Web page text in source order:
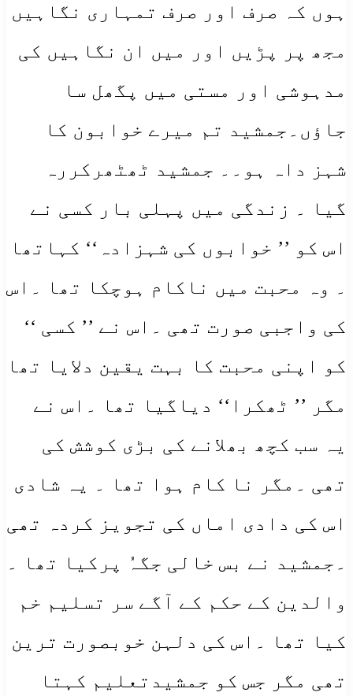
ہوں کہ صرف اور صرف تمہاری نگاہیں
مجھ پر پڑیں اور میں ان نگاہیں کی
مدہوشی اور مستی میں پگھل سا
جاؤں۔جمشید تم میرے خوابون کا
شہز داہ ہو۔۔ جمشید ٹھٹھرکررہ
گیا ۔ زندگی میں پہلی بار کسی نے
اس کو ’’ خوابوں کی شہزادہ‘‘ کہاتھا
۔ وہ محبت میں ناکام ہوچکا تھا ۔اس
کی واجبی صورت تھی ۔اس نے ’’ کسی ‘‘
کو اپنی محبت کا بہت یقین دلایا تھا
مگر ’’ ٹھکرا‘‘ دیاگیا تھا ۔اس نے
یہ سب کچھ بھلانے کی بڑی کوشش کی
تھی ۔مگر نا کام ہوا تھا ۔ یہ شادی
اس کی دادی اماں کی تجویز کردہ تھی
۔جمشید نے بس خالی جگہُ پرکیا تھا ۔
والدین کے حکم کے آگے سر تسلیم خم
کیا تھا ۔اس کی دلہن خوبصورت ترین
تھی مگر جس کو جمشیدتعلیم کہتا